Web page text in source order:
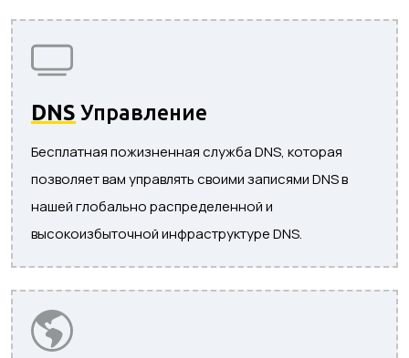
DNS Управление
Бесплатная пожизненная служба DNS, которая
позволяет вам управлять своими записями DNS в
нашей глобально распределенной и
высокоизбыточной инфраструктуре DNS.